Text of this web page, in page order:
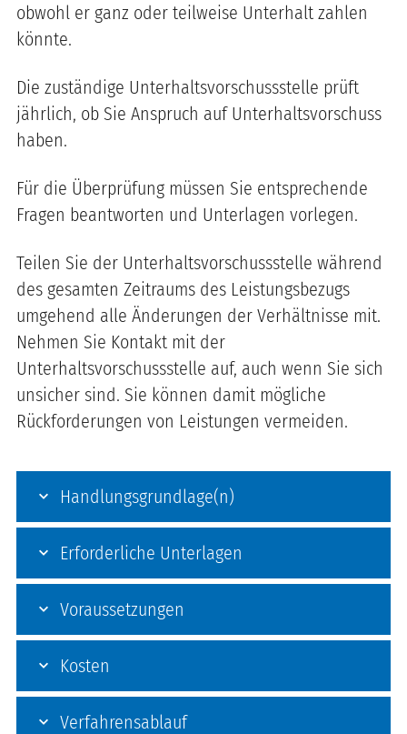
obwohl er ganz oder teilweise Unterhalt zahlen
könnte.
Die zuständige Unterhaltsvorschussstelle prüft
jährlich, ob Sie Anspruch auf Unterhaltsvorschuss
haben.
Für die Überprüfung müssen Sie entsprechende
Fragen beantworten und Unterlagen vorlegen.
Teilen Sie der Unterhaltsvorschussstelle während
des gesamten Zeitraums des Leistungsbezugs
umgehend alle Änderungen der Verhältnisse mit.
Nehmen Sie Kontakt mit der
Unterhaltsvorschussstelle auf, auch wenn Sie sich
unsicher sind. Sie können damit mögliche
Rückforderungen von Leistungen vermeiden.
Handlungsgrundlage(n)
Erforderliche Unterlagen
Voraussetzungen
Kosten
Verfahrensablauf